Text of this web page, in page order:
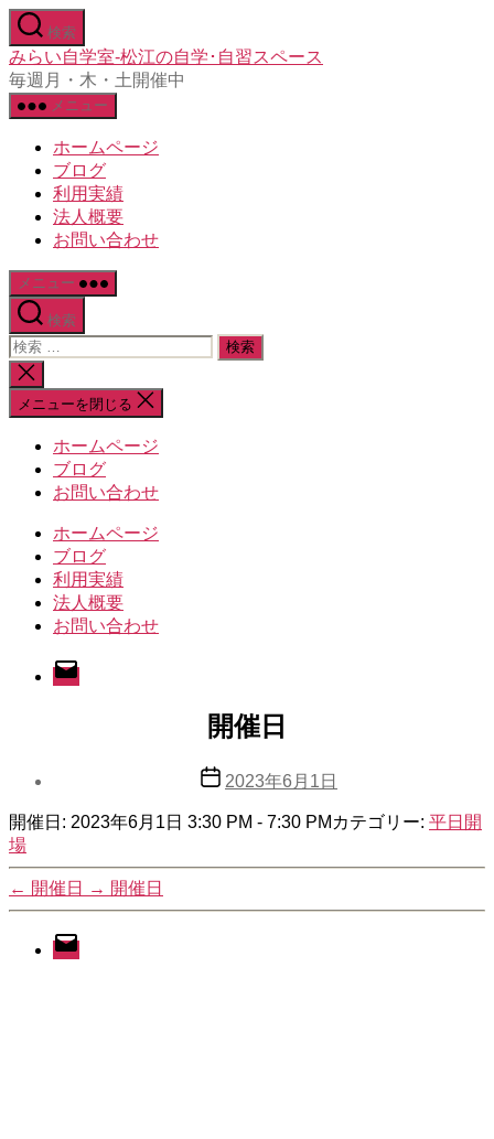
コ
ン
テ
ン
ツ
検索
みらい自学室-松江の自学･自習スペース
毎週月・木・土開催中
メニュー
ホームページ
ブログ
利用実績
法人概要
お問い合わせ
メニュー
検索
検
索
対
象:
検
索
を
メニューを閉じる
ホームページ
ブログ
お問い合わせ
ホームページ
ブログ
利用実績
法人概要
お問い合わせ
メ
ー
開催日
投
日
2023年6月1日
開催日: 2023年6月1日 3:30 PM - 7:30 PM カテゴリー: 平日開
場
← 開催日 → 開催日
メ
ー